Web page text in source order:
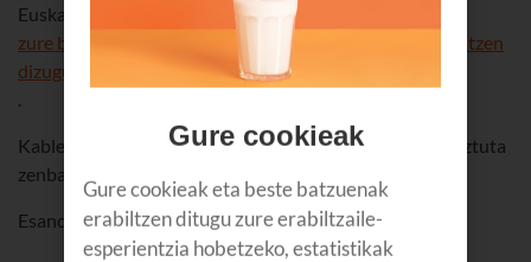
Euskaltelen,
zure bideratzaileko 5Ghz-eko sarea erabiltzea gomendatzen
dizugu
.
Kable-modema ere konfiguratu ahal izango duzu, eta piztuta
zenbat denbora daraman ikusi.
Esandakoa: tutorial honetan azaldu dugu den-dena.
Gure cookieak
Gure cookieak eta beste batzuenak
erabiltzen ditugu zure erabiltzaile-
esperientzia hobetzeko, estatistikak